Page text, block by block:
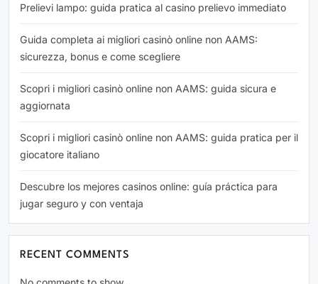
Prelievi lampo: guida pratica al casino prelievo immediato
Guida completa ai migliori casinò online non AAMS:
sicurezza, bonus e come scegliere
Scopri i migliori casinò online non AAMS: guida sicura e
aggiornata
Scopri i migliori casinò online non AAMS: guida pratica per il
giocatore italiano
Descubre los mejores casinos online: guía práctica para
jugar seguro y con ventaja
RECENT COMMENTS